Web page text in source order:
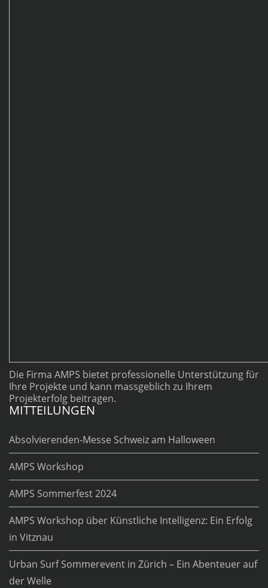
Die Firma AMPS bietet professionelle Unterstützung für
Ihre Projekte und kann massgeblich zu Ihrem
Projekterfolg beitragen.
MITTEILUNGEN
Absolvierenden-Messe Schweiz am Halloween
AMPS Workshop
AMPS Sommerfest 2024
AMPS Workshop über Künstliche Intelligenz: Ein Erfolg
in Vitznau
Urban Surf Sommerevent in Zürich – Ein Abenteuer auf
der Welle